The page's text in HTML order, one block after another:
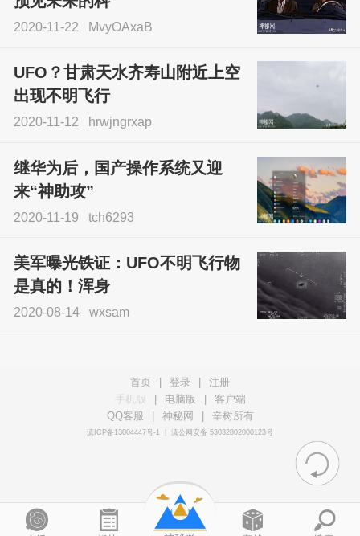
2020-11-22 MvyOAxaB
UFO？甘肃天水齐寿山附近上空
出现不明飞行
2020-11-12 hrwjngrxap
继华为后，国产操作系统又迎
来“神助攻”
2020-11-19 tch6293
美军曝光铁证：UFO不明飞行物
是真的！浑身
2020-08-14 wxsam
首页 登录
注册
手机版
电脑版
客户端
QQ客服
神秘网 辛树所有
滇ICP备13004447号-1 滇公网安备 53032802000123号